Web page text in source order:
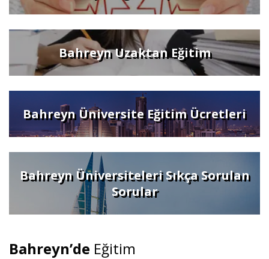
Bahreyn Uzaktan Eğitim
Bahreyn Üniversite Eğitim Ücretleri
Bahreyn Üniversiteleri Sıkça Sorulan
Sorular
Bahreyn’de Eğitim